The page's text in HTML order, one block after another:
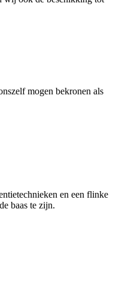
mogen bekronen als
en een flinke
baas te zijn.